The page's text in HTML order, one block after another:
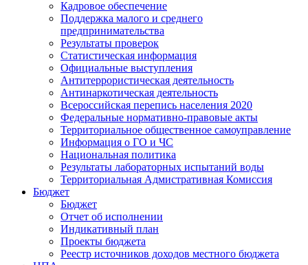
Кадровое обеспечение
Поддержка малого и среднего
предпринимательства
Результаты проверок
Статистическая информация
Официальные выступления
Антитеррористическая деятельность
Антинаркотическая деятельность
Всероссийская перепись населения 2020
Федеральные нормативно-правовые акты
Территориальное общественное самоуправление
Информация о ГО и ЧС
Национальная политика
Результаты лабораторных испытаний воды
Территориальная Адмистративная Комиссия
Бюджет
Бюджет
Отчет об исполнении
Индикативный план
Проекты бюджета
Реестр источников доходов местного бюджета